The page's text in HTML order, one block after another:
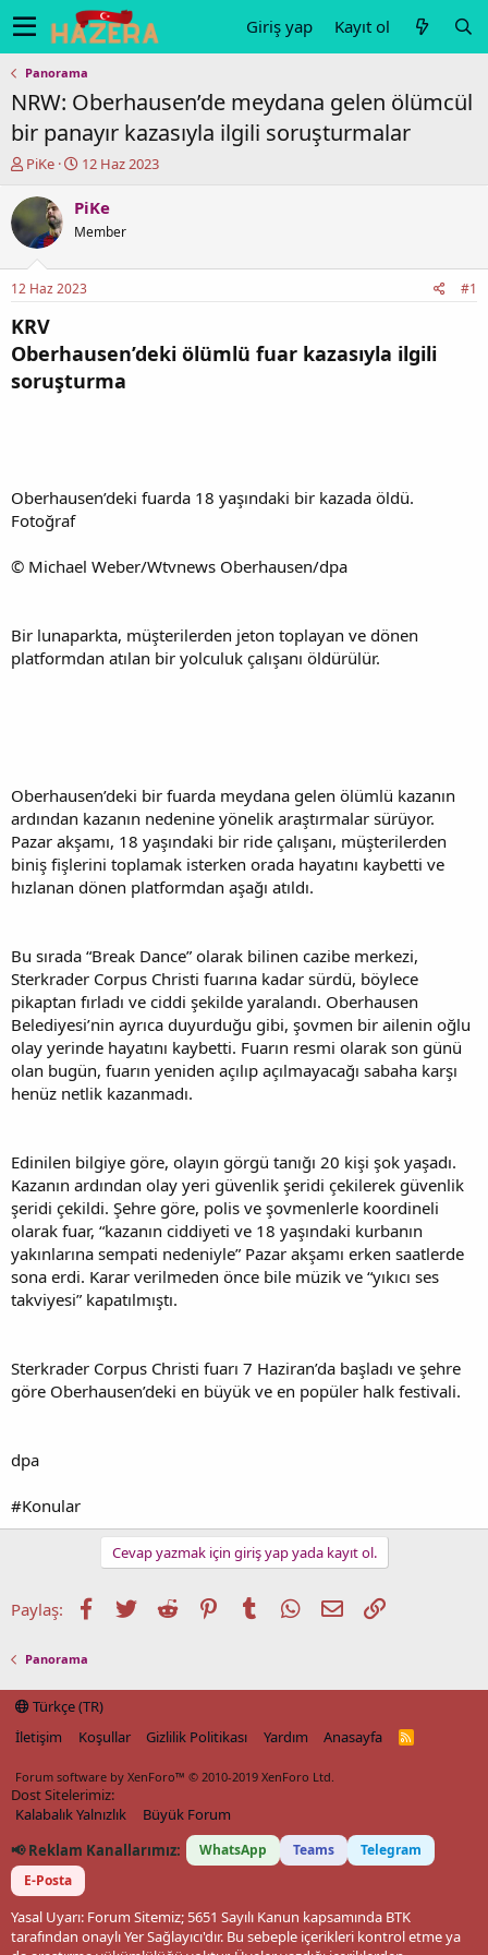
Giriş yap Kayıt ol
Panorama
NRW: Oberhausen’de meydana gelen ölümcül
bir panayır kazasıyla ilgili soruşturmalar
K
n
u
y
b
a
ş
l
a
t
PiKe
B
ş
a
g
ı
a
r
12 Haz 2023
PiKe
Member
12 Haz 2023 #1
KRV
Oberhausen’deki ölümlü fuar kazasıyla ilgili
soruşturma
Oberhausen’deki fuarda 18 yaşındaki bir kazada öldü.
Fotoğraf
© Michael Weber/Wtvnews Oberhausen/dpa
Bir lunaparkta, müşterilerden jeton toplayan ve dönen
platformdan atılan bir yolculuk çalışanı öldürülür.
Oberhausen’deki bir fuarda meydana gelen ölümlü kazanın
ardından kazanın nedenine yönelik araştırmalar sürüyor.
Pazar akşamı, 18 yaşındaki bir ride çalışanı, müşterilerden
biniş fişlerini toplamak isterken orada hayatını kaybetti ve
hızlanan dönen platformdan aşağı atıldı.
Bu sırada “Break Dance” olarak bilinen cazibe merkezi,
Sterkrader Corpus Christi fuarına kadar sürdü, böylece
pikaptan fırladı ve ciddi şekilde yaralandı. Oberhausen
Belediyesi’nin ayrıca duyurduğu gibi, şovmen bir ailenin oğlu
olay yerinde hayatını kaybetti. Fuarın resmi olarak son günü
olan bugün, fuarın yeniden açılıp açılmayacağı sabaha karşı
henüz netlik kazanmadı.
Edinilen bilgiye göre, olayın görgü tanığı 20 kişi şok yaşadı.
Kazanın ardından olay yeri güvenlik şeridi çekilerek güvenlik
şeridi çekildi. Şehre göre, polis ve şovmenlerle koordineli
olarak fuar, “kazanın ciddiyeti ve 18 yaşındaki kurbanın
yakınlarına sempati nedeniyle” Pazar akşamı erken saatlerde
sona erdi. Karar verilmeden önce bile müzik ve “yıkıcı ses
takviyesi” kapatılmıştı.
Sterkrader Corpus Christi fuarı 7 Haziran’da başladı ve şehre
göre Oberhausen’deki en büyük ve en popüler halk festivali.
dpa
#Konular
Cevap yazmak için giriş yap yada kayıt ol.
Paylaş: Facebook
TwitterReddit PinterestTumblrWhatsApp
E-postaLink
Panorama
Türkçe (TR)
İletişim
Koşullar Gizlilik Politikası Yardım Anasayfa
R
Forum software by XenForo™ © 2010-2019 XenForo Ltd.
Dost Sitelerimiz:
Kalabalık Yalnızlık
Büyük Forum
📢 Reklam Kanallarımız:
WhatsApp Teams
Telegram
E-Posta
Yasal Uyarı: Forum Sitemiz; 5651 Sayılı Kanun kapsamında BTK
tarafından onaylı Yer Sağlayıcı'dır. Bu sebeple içerikleri kontrol etme ya